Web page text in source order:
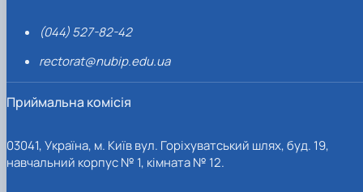
(044) 527-82-42
rectorat@nubip.edu.ua
Приймальна комісія
03041, Україна, м. Київ вул. Горіхуватський шлях, буд. 19,
навчальний корпус № 1, кімната № 12.